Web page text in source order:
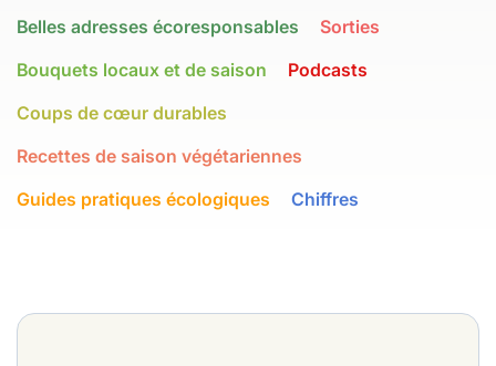
Belles adresses écoresponsables
Sorties
Bouquets locaux et de saison
Podcasts
Coups de cœur durables
Recettes de saison végétariennes
Guides pratiques écologiques
Chiffres